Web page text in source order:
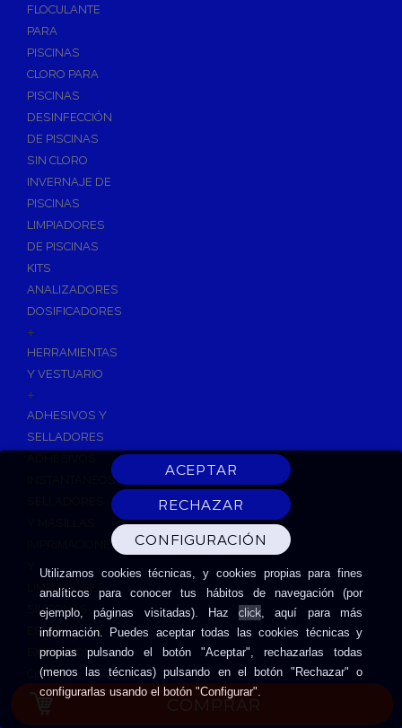
Utilizamos cookies técnicas, y cookies propias para fines
analíticos para conocer tus hábitos de navegación (por
ejemplo, páginas visitadas). Hazclick, aquí para más
información. Puedes aceptar todas las cookies técnicas y
propias pulsando el botón "Aceptar", rechazarlas todas
(menos las técnicas) pulsando en el botón "Rechazar" o
configurarlas usando el botón "Configurar".
FLOCULANTE
PARA
PISCINAS
CLORO PARA
PISCINAS
DESINFECCIÓN
DE PISCINAS
SIN CLORO
INVERNAJE DE
PISCINAS
LIMPIADORES
DE PISCINAS
KITS
ANALIZADORES
DOSIFICADORES
+
HERRAMIENTAS
Y VESTUARIO
+
ADHESIVOS Y
SELLADORES
INSTANTANEOS
IMPRIMACIONES
LIMPIADORES
SILICONAS
ESPUMAS DE
EXPANSIÓN
CINTAS
ADHESIVAS
HERRAMIENTAS
COMPRAR